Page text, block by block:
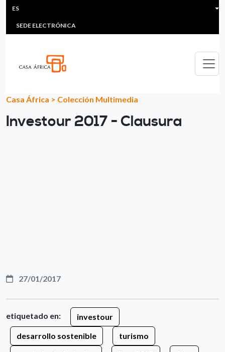
Pasar al contenido principal
HEADER MENU
MULTIMEDIA
SEDE ELECTRÓNICA
ES
Casa África > Colección Multimedia
Investour 2017 - Clausura
27/01/2017
etiquetado en:
investour
desarrollo sostenible
turismo